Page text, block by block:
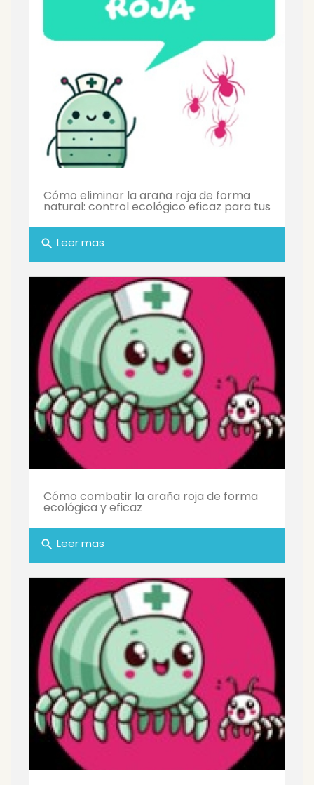
Cómo eliminar la araña roja de forma
natural: control ecológico eficaz para tus
search Leer mas
Cómo combatir la araña roja de forma
ecológica y eficaz
search Leer mas